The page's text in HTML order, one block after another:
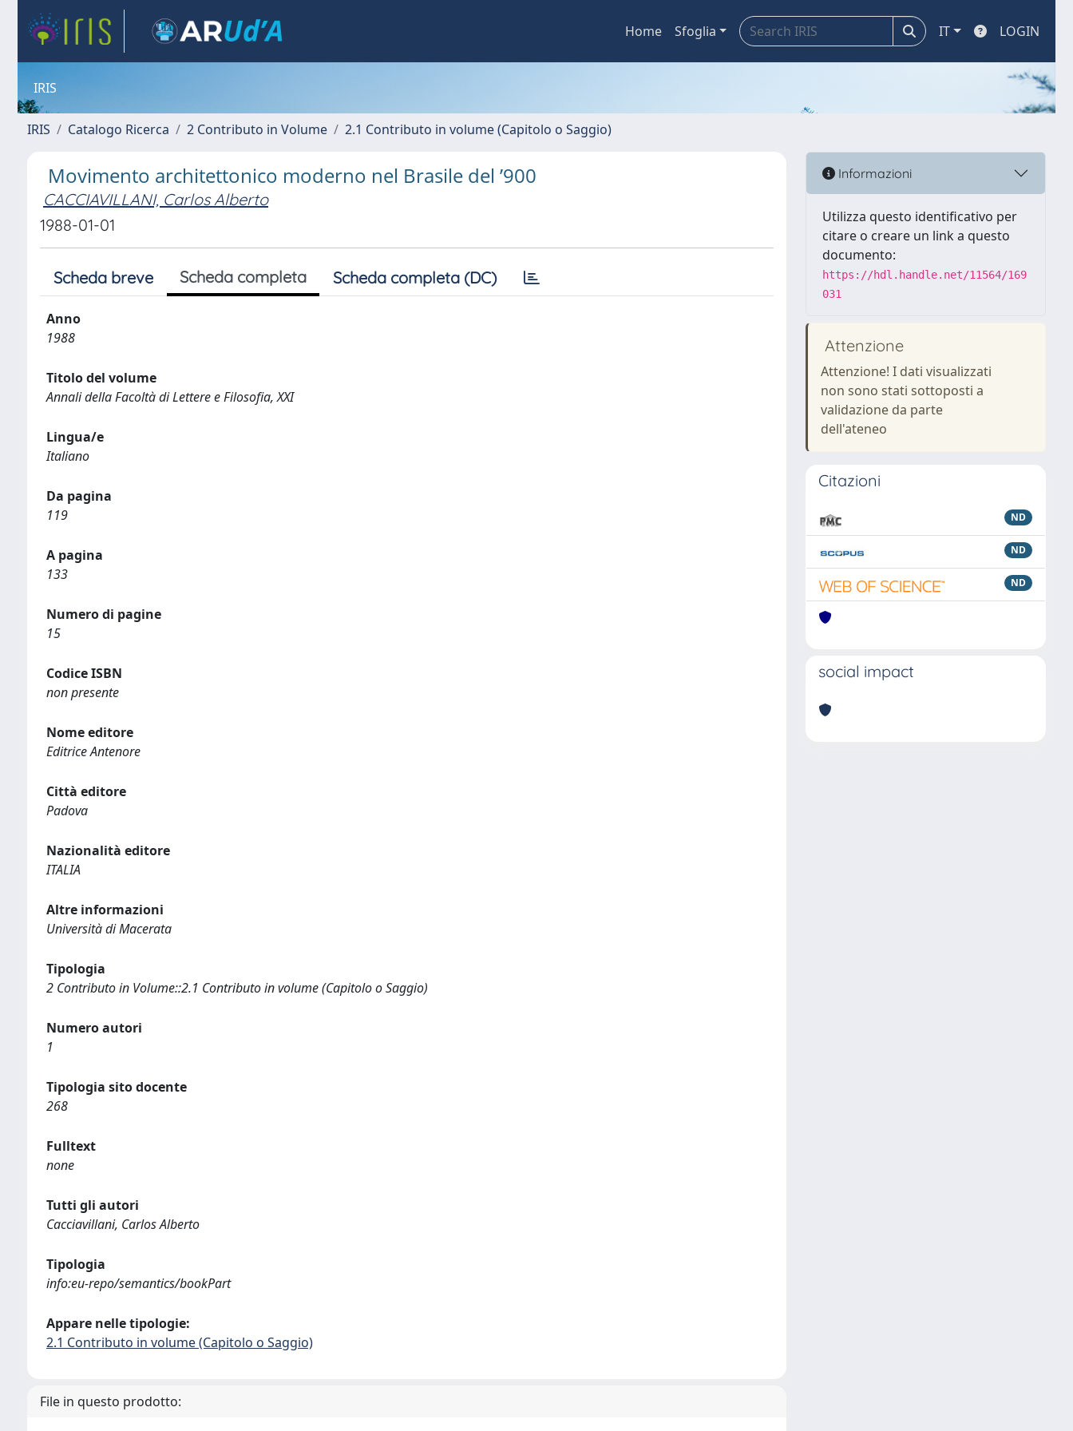
Home Sfoglia IT LOGIN
IRIS
IRIS Catalogo Ricerca 2 Contributo in Volume 2.1 Contributo in volume (Capitolo o Saggio)
Movimento architettonico moderno nel Brasile del ’900
CACCIAVILLANI, Carlos Alberto
1988-01-01
Scheda breve Scheda completa Scheda completa (DC)
Anno
1988
Titolo del volume
Annali della Facoltà di Lettere e Filosofia, XXI
Lingua/e
Italiano
Da pagina
119
A pagina
133
Numero di pagine
15
Codice ISBN
non presente
Nome editore
Editrice Antenore
Città editore
Padova
Nazionalità editore
ITALIA
Altre informazioni
Università di Macerata
Tipologia
2 Contributo in Volume::2.1 Contributo in volume (Capitolo o Saggio)
Numero autori
1
Tipologia sito docente
268
Fulltext
none
Tutti gli autori
Cacciavillani, Carlos Alberto
Tipologia
info:eu-repo/semantics/bookPart
Appare nelle tipologie:
2.1 Contributo in volume (Capitolo o Saggio)
File in questo prodotto:
Informazioni
Utilizza questo identificativo per
citare o creare un link a questo
documento:
https://hdl.handle.net/11564/169
031
Attenzione
Attenzione! I dati visualizzati
non sono stati sottoposti a
validazione da parte
dell'ateneo
Citazioni
ND
ND
ND
social impact